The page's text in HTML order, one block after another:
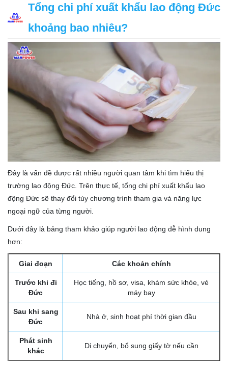
Tổng chi phí xuất khẩu lao động Đức
khoảng bao nhiêu?
Đây là vấn đề được rất nhiều người quan tâm khi tìm hiểu thị
trường lao động Đức. Trên thực tế, tổng chi phí xuất khẩu lao
động Đức sẽ thay đổi tùy chương trình tham gia và năng lực
ngoại ngữ của từng người.
Dưới đây là bảng tham khảo giúp người lao động dễ hình dung
hơn:
Giai đoạn Các khoản chính
Trước khi đi
Đức
Học tiếng, hồ sơ, visa, khám sức khỏe, vé
máy bay
Sau khi sang
Đức
Nhà ở, sinh hoạt phí thời gian đầu
Phát sinh
khác
Di chuyển, bổ sung giấy tờ nếu cần